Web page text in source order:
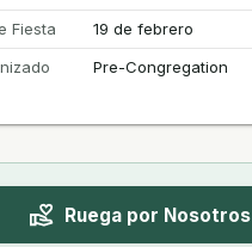
Fiesta
19 de febrero
Pre-Congregation
Ruega por Nosotros